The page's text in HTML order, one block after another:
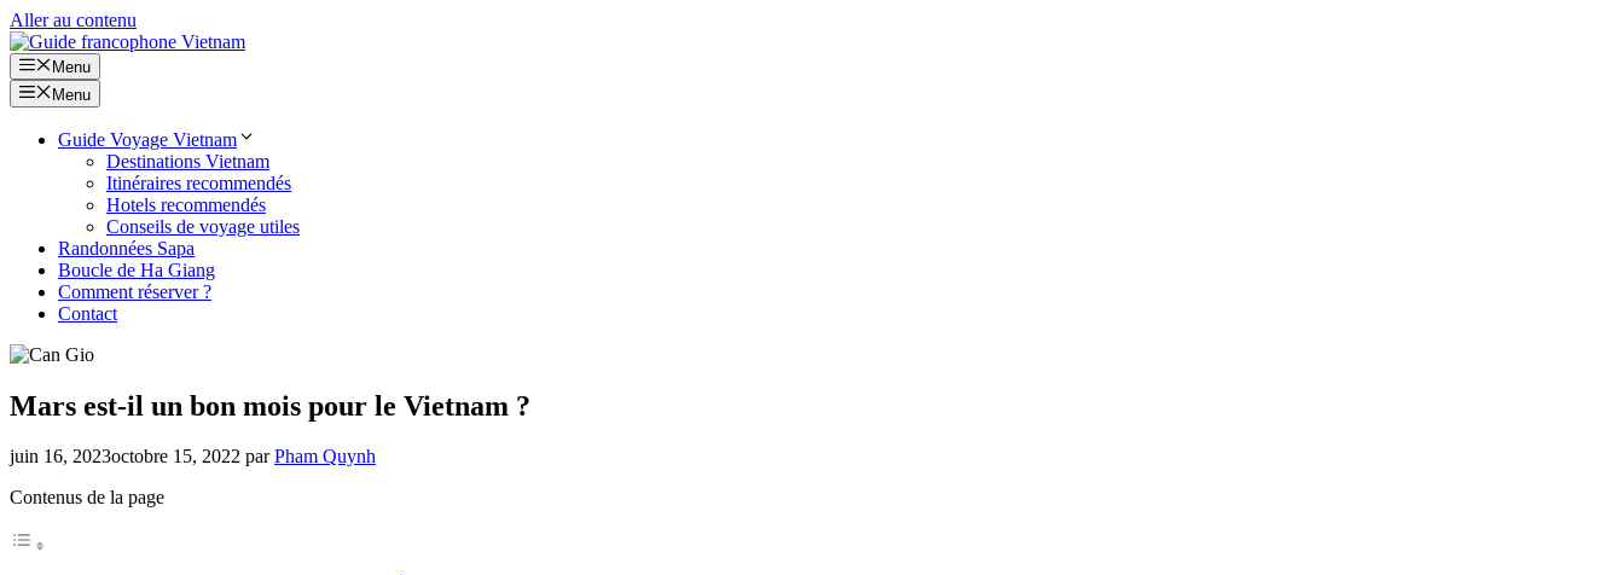
Aller au contenu
Menu
Menu
Guide Voyage Vietnam
Destinations Vietnam
Itinéraires recommendés
Hotels recommendés
Conseils de voyage utiles
Randonnées Sapa
Boucle de Ha Giang
Comment réserver ?
Contact
Mars est-il un bon mois pour le Vietnam ?
juin 16, 2023octobre 15, 2022 parPham Quynh
Contenus de la page